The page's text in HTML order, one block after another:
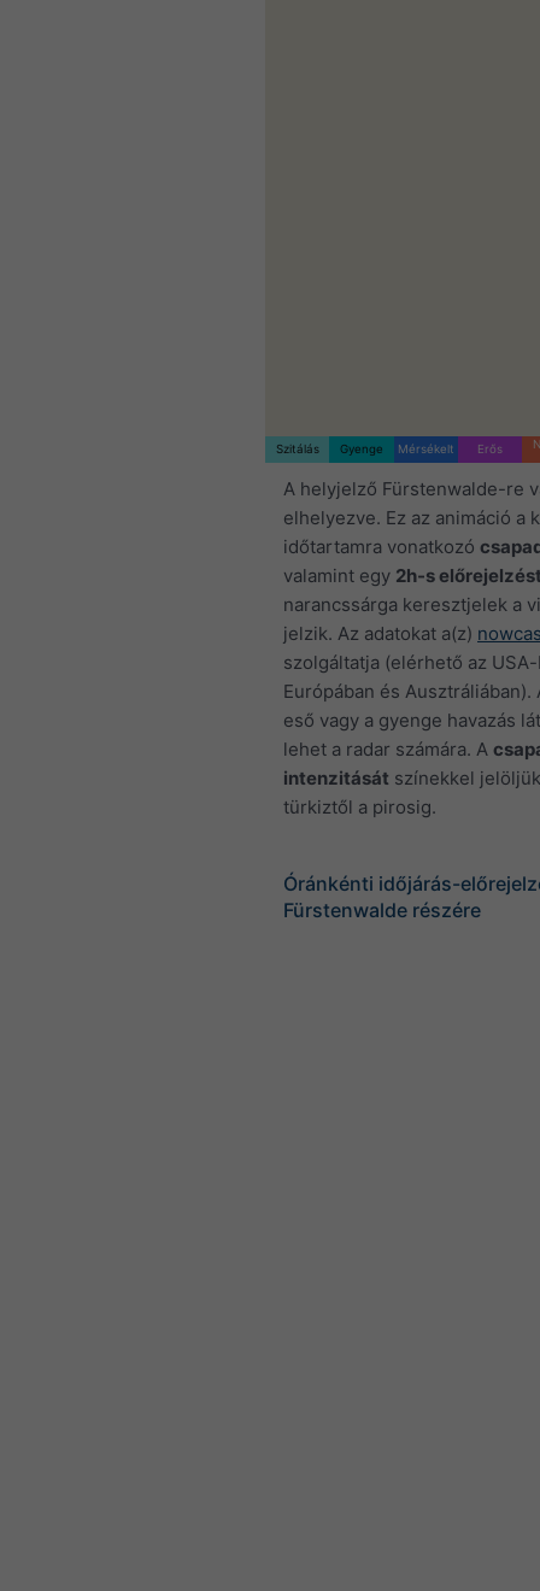
Szitálás Gyenge Mérsékelt Erős
A helyjelző Fürstenwalde-re
elhelyezve. Ez az animáció a
időtartamra vonatkozó
valamint egy 2h-s
narancssárga keresztjelek a
jelzik. Az adatokat a(z)
szolgáltatja (elérhető az
Európában és Ausztráliában).
eső vagy a gyenge havazás
lehet a radar számára. A
intenzitását színekkel
türkiztől a pirosig.
Óránkénti időjárás-
Fürstenwalde részére